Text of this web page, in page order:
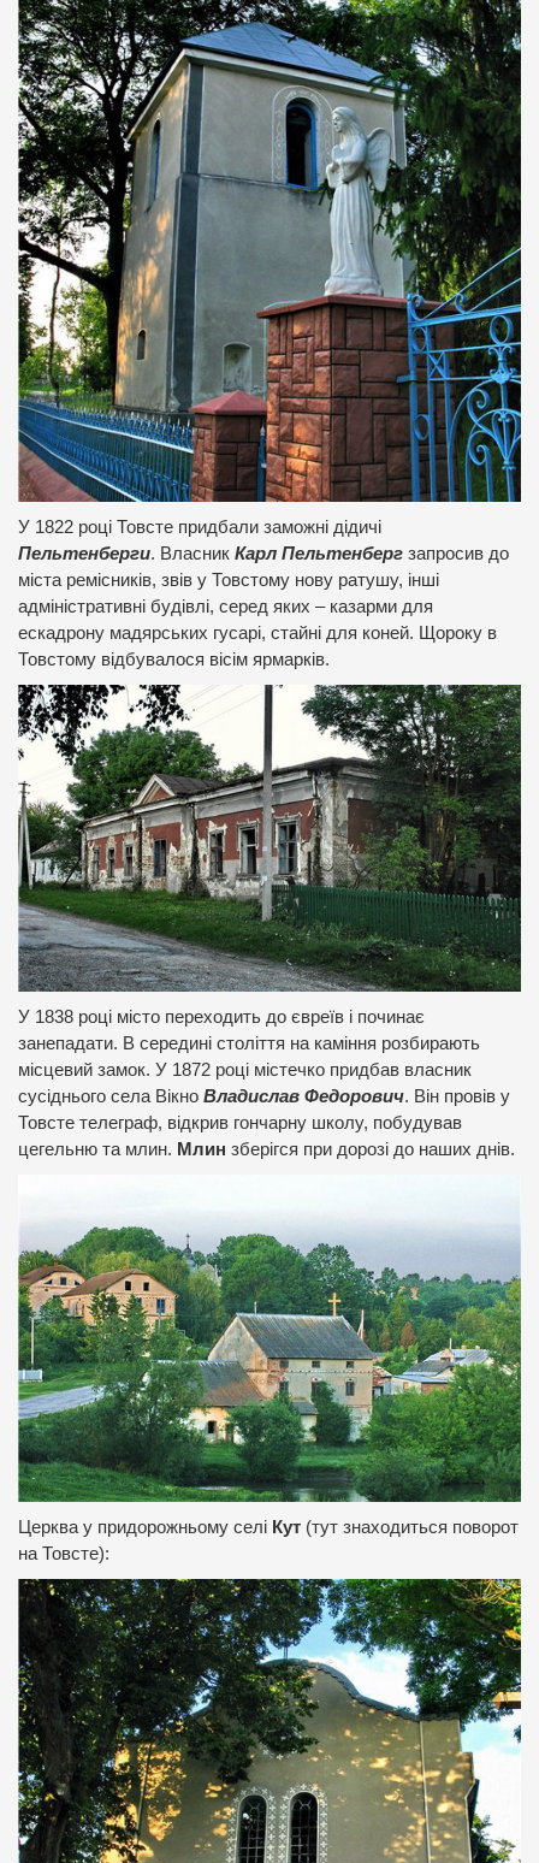
У 1822 році Товсте придбали заможні дідичі
Пельтенберги. Власник Карл Пельтенберг запросив до
міста ремісників, звів у Товстому нову ратушу, інші
адміністративні будівлі, серед яких – казарми для
ескадрону мадярських гусарі, стайні для коней. Щороку в
Товстому відбувалося вісім ярмарків.
У 1838 році місто переходить до євреїв і починає
занепадати. В середині століття на каміння розбирають
місцевий замок. У 1872 році містечко придбав власник
сусіднього села Вікно Владислав Федорович. Він провів у
Товсте телеграф, відкрив гончарну школу, побудував
цегельню та млин. Млин зберігся при дорозі до наших днів.
Церква у придорожньому селі Кут (тут знаходиться поворот
на Товсте):